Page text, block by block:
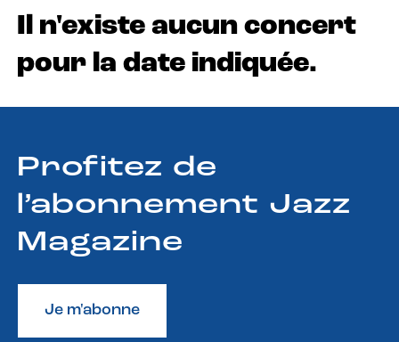
Il n'existe aucun concert
pour la date indiquée.
Profitez de
l’abonnement Jazz
Magazine
Je m'abonne